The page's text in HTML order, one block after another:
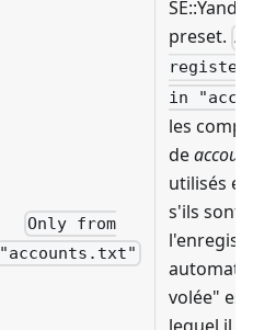
Only from
"accounts.txt"
preset.
register
in
les
de
utilisés
s'ils sont
volée"